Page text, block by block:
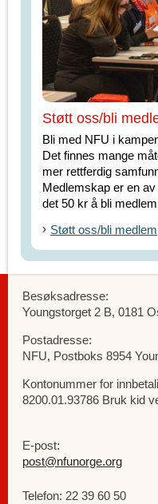
Støtt oss/bli
Bli med NFU i
Det finnes mange
mer rettferdig
Medlemskap er en
det 50 kr å bli
Støtt oss/bli medlem
Besøksadresse:
Youngstorget 2 B, 0181
Postadresse:
NFU, Postboks 8954
Kontonummer for
8200.01.93786 Bruk kid
E-post:
post@nfunorge.org
Telefon: 22 39 60 50